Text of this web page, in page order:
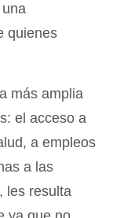
quienes
más amplia
el acceso a
a empleos
a las
les resulta